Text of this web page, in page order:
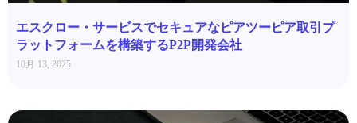
エスクロー・サービスでセキュアなピアツーピア取引プ
ラットフォームを構築するP2P開発会社
10月 13, 2025